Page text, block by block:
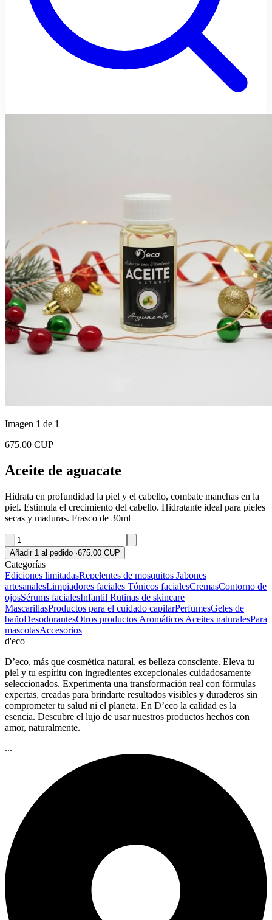
Imagen 1 de 1
675.00 CUP
Aceite de aguacate
Hidrata en profundidad la piel y el cabello, combate manchas en la
piel. Estimula el crecimiento del cabello. Hidratante ideal para pieles
secas y maduras. Frasco de 30ml
Añadir 1 al pedido ·675.00 CUP
Categorías
Ediciones limitadasRepelentes de mosquitos Jabones
artesanalesLimpiadores faciales Tónicos facialesCremasContorno de
ojosSérums facialesInfantil Rutinas de skincare
MascarillasProductos para el cuidado capilarPerfumesGeles de
bañoDesodorantesOtros productos Aromáticos Aceites naturalesPara
mascotasAccesorios
d'eco
D’eco, más que cosmética natural, es belleza consciente. Eleva tu
piel y tu espíritu con ingredientes excepcionales cuidadosamente
seleccionados. Experimenta una transformación real con fórmulas
expertas, creadas para brindarte resultados visibles y duraderos sin
comprometer tu salud ni el planeta. En D’eco la calidad es la
esencia. Descubre el lujo de usar nuestros productos hechos con
amor, naturalmente.
...